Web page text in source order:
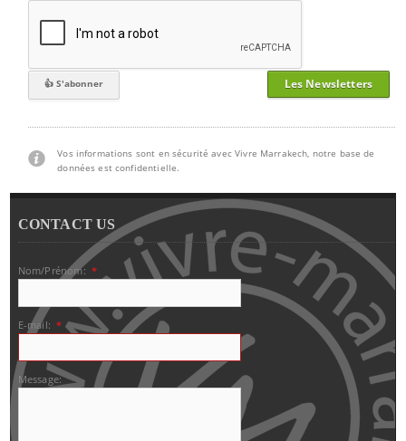
Les Newsletters
Vos informations sont en sécurité avec Vivre Marrakech, notre base de
données est confidentielle.
CONTACT US
Nom/Prénom: *
E-mail: *
Message: